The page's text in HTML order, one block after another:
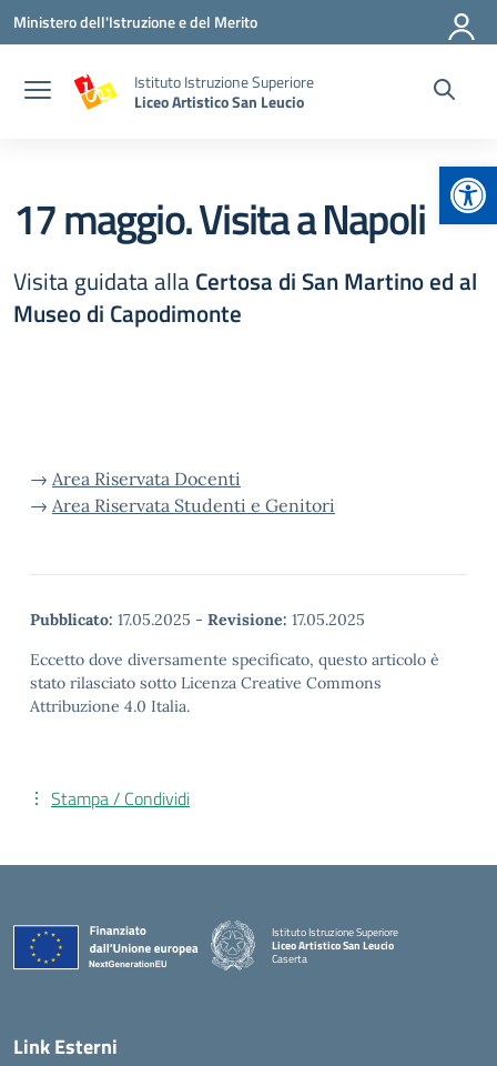
Vai ai contenuti
Vai al menu di navigazione
Vai al footer
Ministero dell'Istruzione e del Merito
Istituto Istruzione Superiore
Liceo Artistico San Leucio
17 maggio. Visita a Napoli
Visita guidata allaCertosa di San Martino ed al
Museo di Capodimonte
→ Area Riservata Docenti
→ Area Riservata Studenti e Genitori
Pubblicato: 17.05.2025 - Revisione: 17.05.2025
Eccetto dove diversamente specificato, questo articolo è
stato rilasciato sotto Licenza Creative Commons
Attribuzione 4.0 Italia.
Stampa / Condividi
Istituto Istruzione Superiore
Liceo Artistico San Leucio
Caserta
Link Esterni